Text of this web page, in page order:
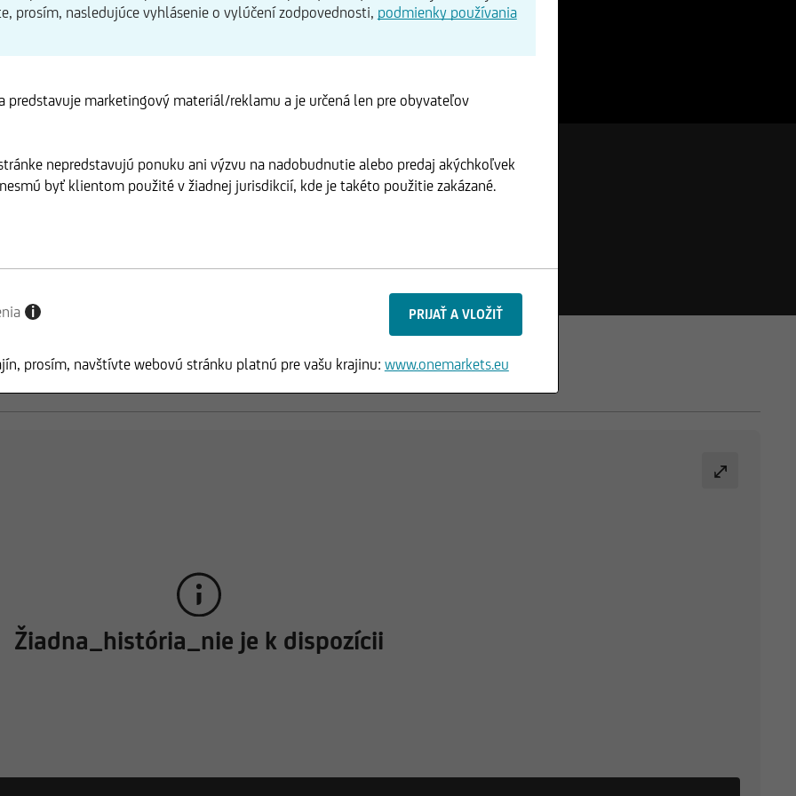
Žiadna_história_nie je k dispozícii
prosím, nasledujúce vyhlásenie o vylúčení zodpovednosti, podmienky používania
predstavuje marketingový materiál/reklamu a je určená len pre obyvateľov
nepredstavujú ponuku ani výzvu na nadobudnutie alebo predaj akýchkoľvek
byť klientom použité v žiadnej jurisdikcií, kde je takéto použitie zakázané.
i
prosím, navštívte webovú stránku platnú pre vašu krajinu: www.onemarkets.eu